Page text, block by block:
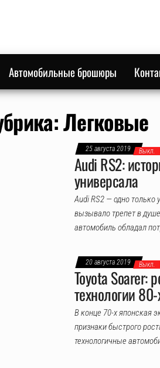
Автомобильные брошюры
Легковые
25 августа 2019 Выкл.
Audi RS2:
универсала
Audi RS2 — одно только
вызывало трепет в
автомобиль обладал
20 августа 2019 Выкл.
Toyota Soarer:
технологии
В конце 70-х японская
признаки быстрого
технологичные